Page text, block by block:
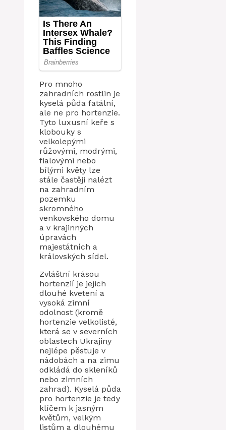
Pro mnoho
zahradních rostlin je
kyselá půda fatální,
ale ne pro hortenzie.
Tyto luxusní keře s
klobouky s
velkolepými
růžovými, modrými,
fialovými nebo
bílými květy lze
stále častěji nalézt
na zahradním
pozemku
skromného
venkovského domu
a v krajinných
úpravách
majestátních a
královských sídel.
Zvláštní krásou
hortenzií je jejich
dlouhé kvetení a
vysoká zimní
odolnost (kromě
hortenzie velkolisté,
která se v severních
oblastech Ukrajiny
nejlépe pěstuje v
nádobách a na zimu
odkládá do skleníků
nebo zimních
zahrad). Kyselá půda
pro hortenzie je tedy
klíčem k jasným
květům, velkým
listům a dlouhému